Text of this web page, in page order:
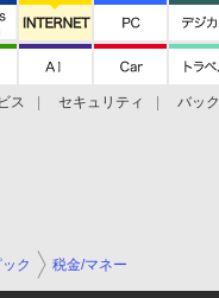
ス セキュリティ バッ
ック 税金/マネー